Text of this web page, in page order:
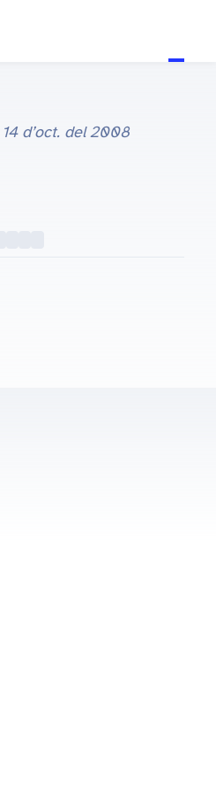
14 d’oct. del 2008